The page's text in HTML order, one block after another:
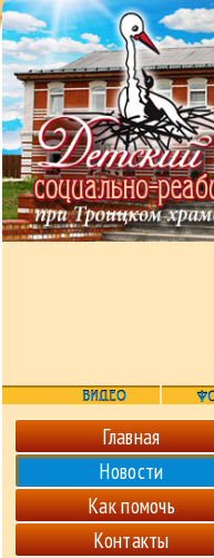
Главная
Новости
Как помочь
Контакты